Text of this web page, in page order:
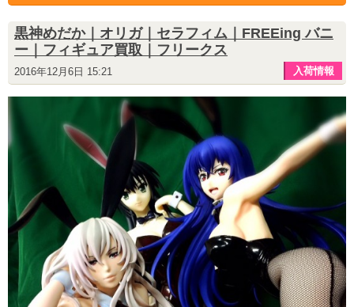
黒神めだか｜オリガ｜セラフィム｜FREEing バニ
ー｜フィギュア買取｜フリークス
2016年12月6日 15:21 入荷情報